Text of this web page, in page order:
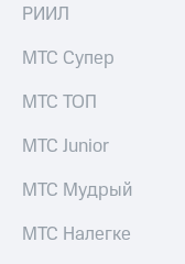
РИИЛ
МТС Супер
МТС ТОП
МТС Junior
МТС Мудрый
МТС Налегке